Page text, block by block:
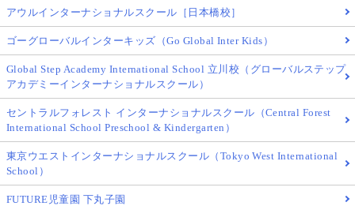
アウルインターナショナルスクール［日本橋校］
ゴーグローバルインターキッズ（Go Global Inter Kids）
Global Step Academy International School 立川校（グローバルステップ
アカデミーインターナショナルスクール）
セントラルフォレスト インターナショナルスクール（Central Forest
International School Preschool & Kindergarten）
東京ウエストインターナショナルスクール（Tokyo West International
School）
FUTURE児童園 下丸子園